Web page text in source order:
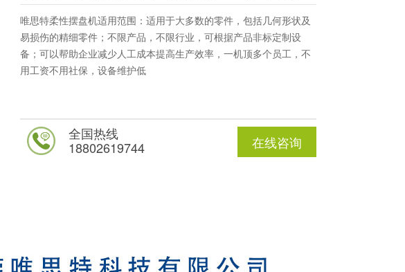
唯思特柔性摆盘机适用范围：适用于大多数的零件，包括几何形状及
易损伤的精细零件；不限产品，不限行业，可根据产品非标定制设
备；可以帮助企业减少人工成本提高生产效率，一机顶多个员工，不
用工资不用社保，设备维护低
在线咨询
全国热线
18802619744